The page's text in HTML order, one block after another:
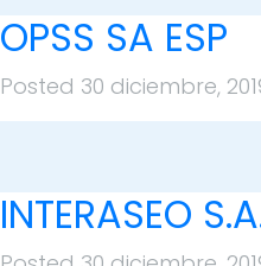
OPSS SA ESP
Posted 30 diciembre,
INTERASEO